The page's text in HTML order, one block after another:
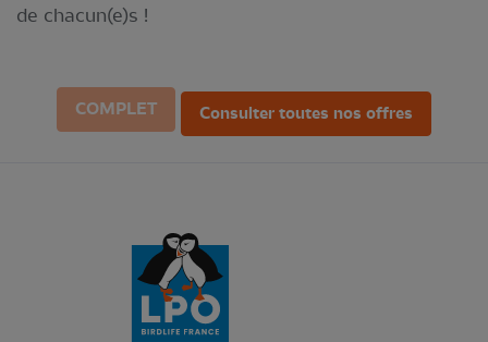
de chacun(e)s !
COMPLET Consulter toutes nos offres